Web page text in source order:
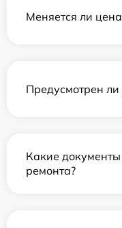
Меняется ли
Предусмотрен
Какие
ремонта?